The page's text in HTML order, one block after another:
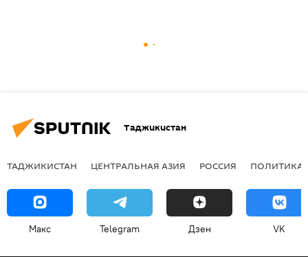
Таджикистан
ТАДЖИКИСТАН ЦЕНТРАЛЬНАЯ АЗИЯ РОССИЯ ПОЛИТИКА
Макс Telegram Дзен VK